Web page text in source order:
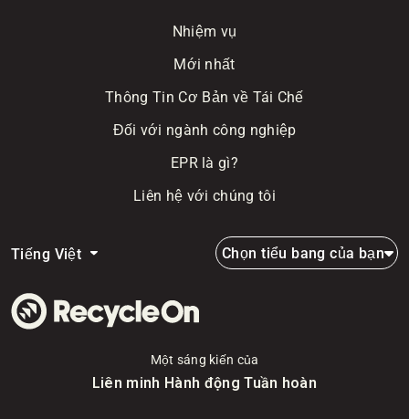
Một sáng kiến của
Liên minh Hành động Tuần hoàn
Nhiệm vụ
Mới nhất
Thông Tin Cơ Bản về Tái Chế
Đối với ngành công nghiệp
EPR là gì?
Liên hệ với chúng tôi
Tiếng Việt Chọn tiểu bang của bạn